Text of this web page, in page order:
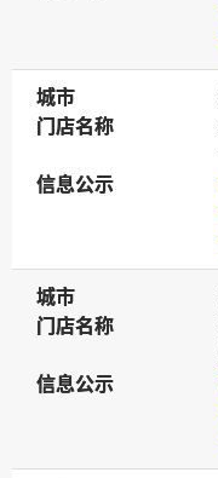
城市
城市
门店名称
门店名称
信息公示
信息公示
城市
城市
门店名称
门店名称
信息公示
信息公示